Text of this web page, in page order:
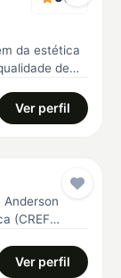
da estética
de
Ver perfil
(CREF
Ver perfil